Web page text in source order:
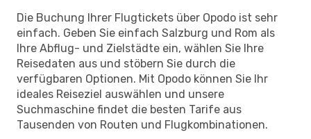
Die Buchung Ihrer Flugtickets über Opodo ist sehr
einfach. Geben Sie einfach Salzburg und Rom als
Ihre Abflug- und Zielstädte ein, wählen Sie Ihre
Reisedaten aus und stöbern Sie durch die
verfügbaren Optionen. Mit Opodo können Sie Ihr
ideales Reiseziel auswählen und unsere
Suchmaschine findet die besten Tarife aus
Tausenden von Routen und Flugkombinationen.